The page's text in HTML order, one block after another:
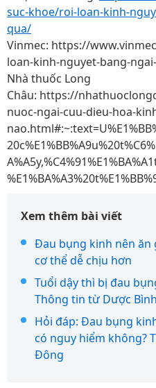
suc-khoe/roi-loan-kinh-
qua/
Vinmec: https://
loan-kinh-nguyet-bang-
Nhà thuốc Long
Châu: https://
nuoc-ngai-cuu-dieu-hoa-
Xem thêm bài viết
Đau bụng kinh nên ăn
cơ thể dễ chịu hơn
Tuổi dậy thì bị đau
Thông tin từ Dược
Hỏi đáp: Đau bụng
có nguy hiểm không?
Đông